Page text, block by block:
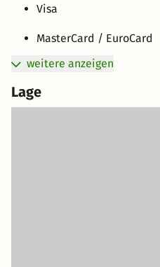
Visa
MasterCard / EuroCard
weitere anzeigen
Lage